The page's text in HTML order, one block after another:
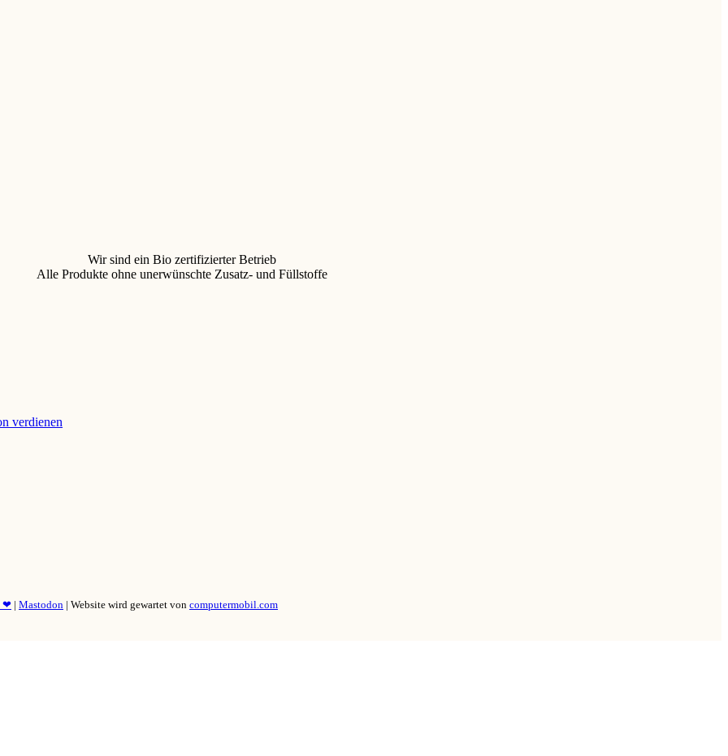
Wir sind ein Bio zertifizierter Betrieb
Alle Produkte ohne unerwünschte Zusatz- und Füllstoffe
verdienen
❤ | Mastodon | Website wird gewartet von computermobil.com